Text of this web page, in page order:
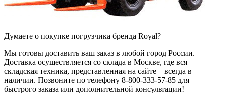
Думаете о покупке погрузчика бренда Royal?
Мы готовы доставить ваш заказ в любой город России.
Доставка осуществляется со склада в Москве, где вся
складская техника, представленная на сайте – всегда в
наличии. Позвоните по телефону 8-800-333-57-85 для
быстрого заказа или дополнительной консультации!